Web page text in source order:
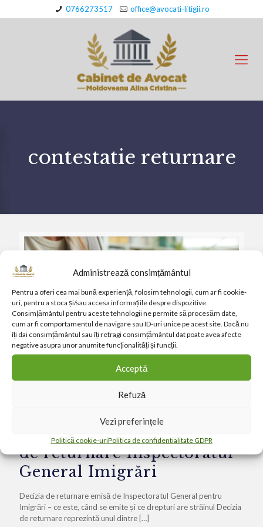
Administrează consimțământul
Pentru a oferi cea mai bună experiență, folosim tehnologii, cum ar fi cookie-
uri, pentru a stoca și/sau accesa informațiile despre dispozitive.
Consimțământul pentru aceste tehnologii ne permite să procesăm date,
cum ar fi comportamentul de navigare sau ID-uri unice pe acest site. Dacă nu
îți dai consimțământul sau îți retragi consimțământul dat poate avea afecte
negative asupra unor anumite funcționalități și funcții.
Acceptă
Refuză
Vezi preferințele
Politică cookie-uriPolitica de confidentialitate GDPR
0766273517 office@avocati-litigii.ro
contestatie returnare
Contestație anulare decizie
de returnare Inspectoratul
General Imigrări
Decizia de returnare emisă de Inspectoratul General pentru
Imigrări – ce este, când se emite și ce drepturi are străinul Decizia
de returnare reprezintă unul dintre […]